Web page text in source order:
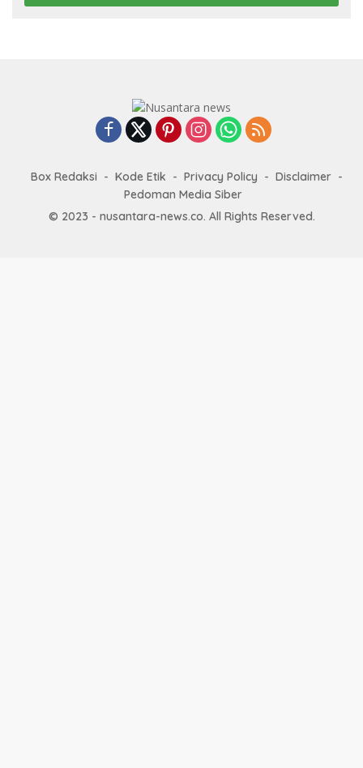
Box Redaksi Kode Etik Privacy Policy
Disclaimer
Pedoman Media Siber
© 2023 - nusantara-news.co. All Rights Reserved.